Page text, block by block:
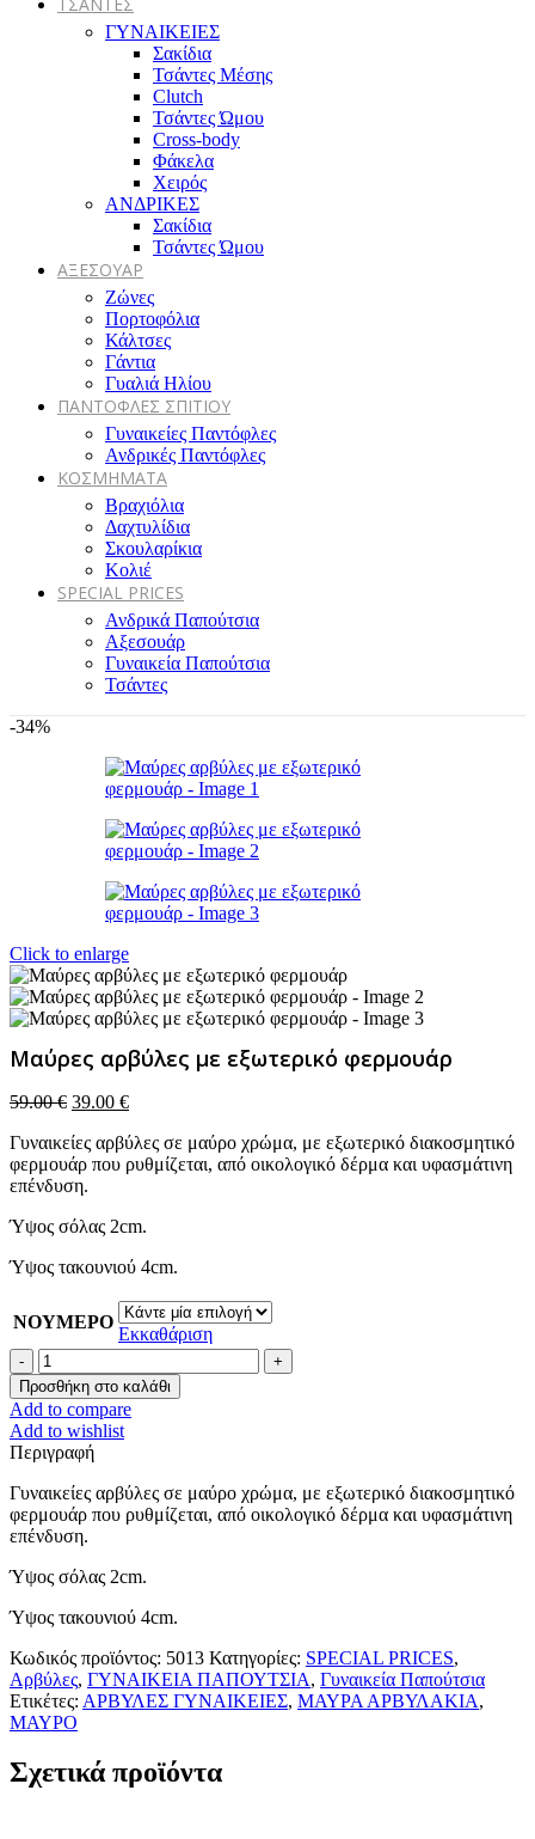
ΓΥΝΑΙΚΕΙΕΣ
Σακίδια
Τσάντες Μέσης
Clutch
Τσάντες Ώμου
Cross-body
Φάκελα
Χειρός
ΑΝΔΡΙΚΕΣ
Σακίδια
Τσάντες Ώμου
ΑΞΕΣΟΥΑΡ
Ζώνες
Πορτοφόλια
Κάλτσες
Γάντια
Γυαλιά Ηλίου
ΠΑΝΤΟΦΛΕΣ ΣΠΙΤΙΟΥ
Γυναικείες Παντόφλες
Ανδρικές Παντόφλες
ΚΟΣΜΗΜΑΤΑ
Βραχιόλια
Δαχτυλίδια
Σκουλαρίκια
Κολιέ
SPECIAL PRICES
Ανδρικά Παπούτσια
Αξεσουάρ
Γυναικεία Παπούτσια
Τσάντες
-34%
Click to enlarge
Μαύρες αρβύλες με εξωτερικό φερμουάρ
59.00€ Original
was:
59.00 €.
39.00 €Η
τιμή
είναι:
Γυναικείες αρβύλες σε μαύρο χρώμα, με εξωτερικό διακοσμητικό
φερμουάρ που ρυθμίζεται, από οικολογικό δέρμα και υφασμάτινη
επένδυση.
Ύψος σόλας 2cm.
Ύψος τακουνιού 4cm.
ΝΟΥΜΕΡΟ
Εκκαθάριση
Μαύρες
αρβύλες
με
εξωτερικό
φερμουάρ
ποσότητα
Προσθήκη στο καλάθι
Add to compare
Add to wishlist
Περιγραφή
Γυναικείες αρβύλες σε μαύρο χρώμα, με εξωτερικό διακοσμητικό
φερμουάρ που ρυθμίζεται, από οικολογικό δέρμα και υφασμάτινη
επένδυση.
Ύψος σόλας 2cm.
Ύψος τακουνιού 4cm.
Κωδικός προϊόντος: 5013 Κατηγορίες: SPECIAL PRICES,
Αρβύλες, ΓΥΝΑΙΚΕΙΑ ΠΑΠΟΥΤΣΙΑ, Γυναικεία Παπούτσια
Ετικέτες: ΑΡΒΥΛΕΣ ΓΥΝΑΙΚΕΙΕΣ, ΜΑΥΡΑ ΑΡΒΥΛΑΚΙΑ,
ΜΑΥΡΟ
Σχετικά προϊόντα